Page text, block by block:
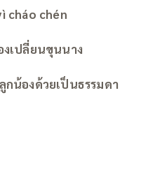
cháo chén
งเปลี่ยนขุนนาง
น้องด้วยเป็นธรรมดา